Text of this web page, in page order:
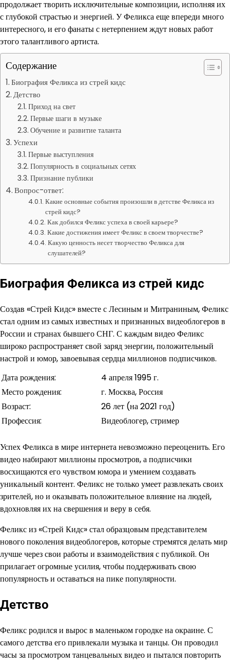
продолжает творить исключительные композиции, исполняя их
с глубокой страстью и энергией. У Феликса еще впереди много
интересного, и его фанаты с нетерпением ждут новых работ
этого талантливого артиста.
Содержание
Биография Феликса из стрей кидс
Детство
Приход на свет
Первые шаги в музыке
Обучение и развитие таланта
Успехи
Первые выступления
Популярность в социальных сетях
Признание публики
Вопрос-ответ:
Какие основные события произошли в детстве Феликса из
стрей кидс?
Как добился Феликс успеха в своей карьере?
Какие достижения имеет Феликс в своем творчестве?
Какую ценность несет творчество Феликса для
слушателей?
Биография Феликса из стрей кидс
Создав «Стрей Кидс» вместе с Лесиным и Митраниным, Феликс
стал одним из самых известных и признанных видеоблогеров в
России и странах бывшего СНГ. С каждым видео Феликс
широко распространяет свой заряд энергии, положительный
настрой и юмор, завоевывая сердца миллионов подписчиков.
Дата рождения:
4 апреля 1995 г.
Место рождения:
г. Москва, Россия
Возраст:
26 лет (на 2021 год)
Профессия:
Видеоблогер, стример
Успех Феликса в мире интернета невозможно переоценить. Его
видео набирают миллионы просмотров, а подписчики
восхищаются его чувством юмора и умением создавать
уникальный контент. Феликс не только умеет развлекать своих
зрителей, но и оказывать положительное влияние на людей,
вдохновляя их на свершения и веру в себя.
Феликс из «Стрей Кидс» стал образцовым представителем
нового поколения видеоблогеров, которые стремятся делать мир
лучше через свои работы и взаимодействия с публикой. Он
прилагает огромные усилия, чтобы поддерживать свою
популярность и оставаться на пике популярности.
Детство
Феликс родился и вырос в маленьком городке на окраине. С
самого детства его привлекали музыка и танцы. Он проводил
часы за просмотром танцевальных видео и пытался повторить